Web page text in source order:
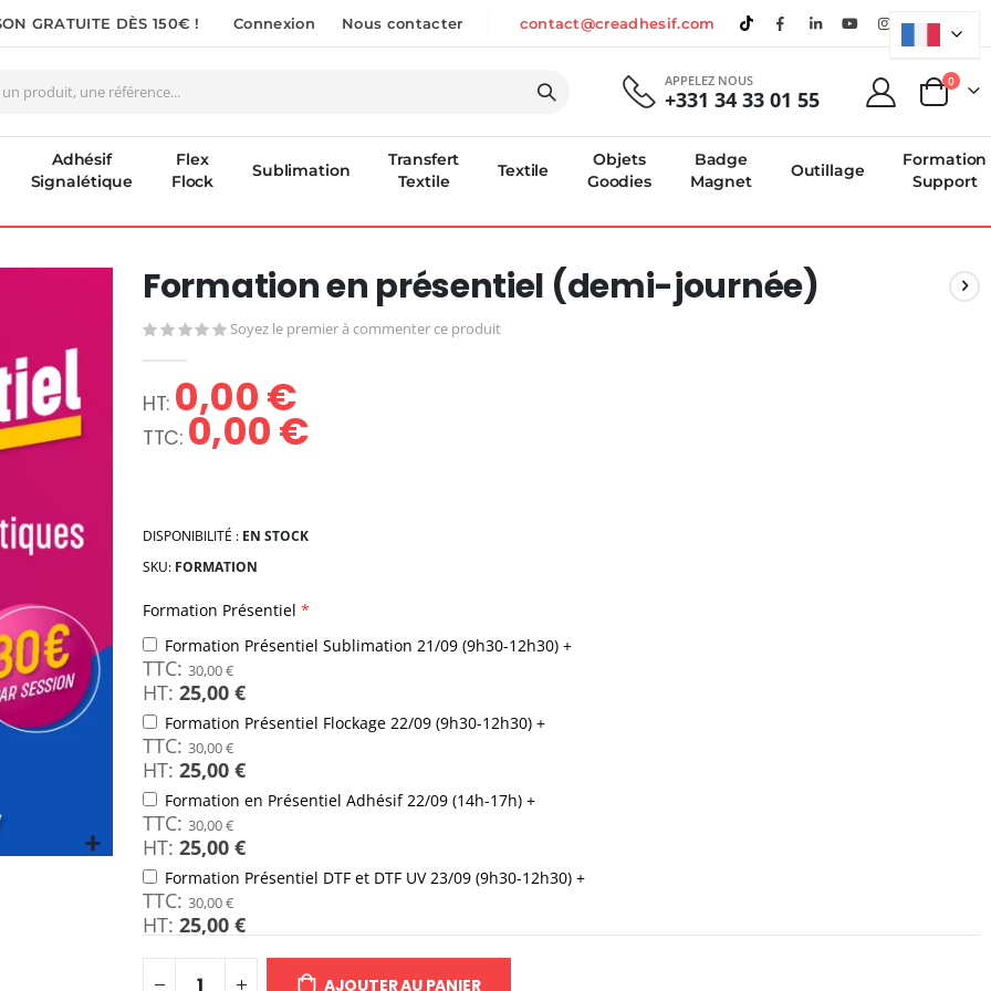
GRATUITE DÈS 150€ ! Connexion Nous contacter contact@creadhesif.com
APPELEZ NOUS
+331 34 33 01 55 Panier
0
Adhésif
Signalétique
Flex
Flock
Sublimation
Transfert
Textile
Textile
Objets
Goodies
Badge
Magnet
Outillage
Formation
Support
Formation en présentiel (demi-journée)
Soyez le premier à commenter ce produit
0,00 €
0,00 €
DISPONIBILITÉ : EN STOCK
SKU FORMATION
Formation Présentiel
Formation Présentiel Sublimation 21/09 (9h30-12h30) +
30,00 €
25,00 €
Formation Présentiel Flockage 22/09 (9h30-12h30)+
30,00 €
25,00 €
Formation en Présentiel Adhésif 22/09 (14h-17h) +
30,00 €
25,00 €
Formation Présentiel DTF et DTF UV 23/09 (9h30-12h30) +
30,00 €
25,00 €
AJOUTER AU PANIER